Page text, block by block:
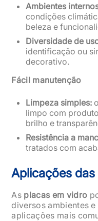
Ambientes
condições
beleza e
Diversidade de
identificação ou
decorativo.
Fácil manutenção
Limpeza simples:
limpo com
brilho e
Resistência a
tratados com
Aplicações
As placas em vidro
diversos ambientes
aplicações mais